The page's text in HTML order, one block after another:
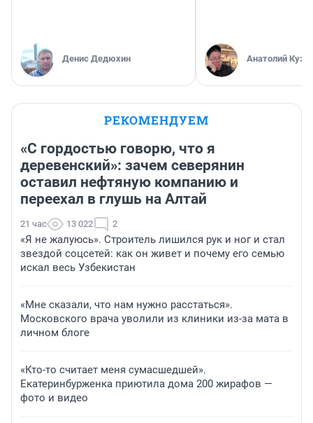
Денис Дедюхин Анатолий
РЕКОМЕНДУЕМ
«С гордостью говорю, что я
деревенский»: зачем северянин
оставил нефтяную компанию и
переехал в глушь на Алтай
21 час 13 022 2
«Я не жалуюсь». Строитель лишился рук и ног и стал
звездой соцсетей: как он живет и почему его семью
искал весь Узбекистан
«Мне сказали, что нам нужно расстаться».
Московского врача уволили из клиники из-за мата в
личном блоге
«Кто-то считает меня сумасшедшей».
Екатеринбурженка приютила дома 200 жирафов —
фото и видео